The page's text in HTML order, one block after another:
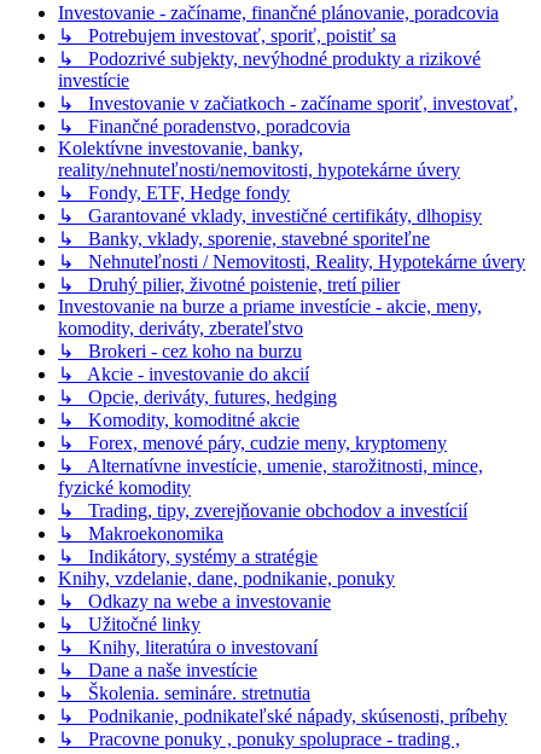
Investovanie - začíname, finančné plánovanie, poradcovia
↳ Potrebujem investovať, sporiť, poistiť sa
↳ Podozrivé subjekty, nevýhodné produkty a rizikové
investície
↳ Investovanie v začiatkoch - začíname sporiť, investovať,
↳ Finančné poradenstvo, poradcovia
Kolektívne investovanie, banky,
reality/nehnuteľnosti/nemovitosti, hypotekárne úvery
↳ Fondy, ETF, Hedge fondy
↳ Garantované vklady, investičné certifikáty, dlhopisy
↳ Banky, vklady, sporenie, stavebné sporiteľne
↳ Nehnuteľnosti / Nemovitosti, Reality, Hypotekárne úvery
↳ Druhý pilier, životné poistenie, tretí pilier
Investovanie na burze a priame investície - akcie, meny,
komodity, deriváty, zberateľstvo
↳ Brokeri - cez koho na burzu
↳ Akcie - investovanie do akcií
↳ Opcie, deriváty, futures, hedging
↳ Komodity, komoditné akcie
↳ Forex, menové páry, cudzie meny, kryptomeny
↳ Alternatívne investície, umenie, starožitnosti, mince,
fyzické komodity
↳ Trading, tipy, zverejňovanie obchodov a investícií
↳ Makroekonomika
↳ Indikátory, systémy a stratégie
Knihy, vzdelanie, dane, podnikanie, ponuky
↳ Odkazy na webe a investovanie
↳ Užitočné linky
↳ Knihy, literatúra o investovaní
↳ Dane a naše investície
↳ Školenia. semináre. stretnutia
↳ Podnikanie, podnikateľské nápady, skúsenosti, príbehy
↳ Pracovne ponuky , ponuky spoluprace - trading ,